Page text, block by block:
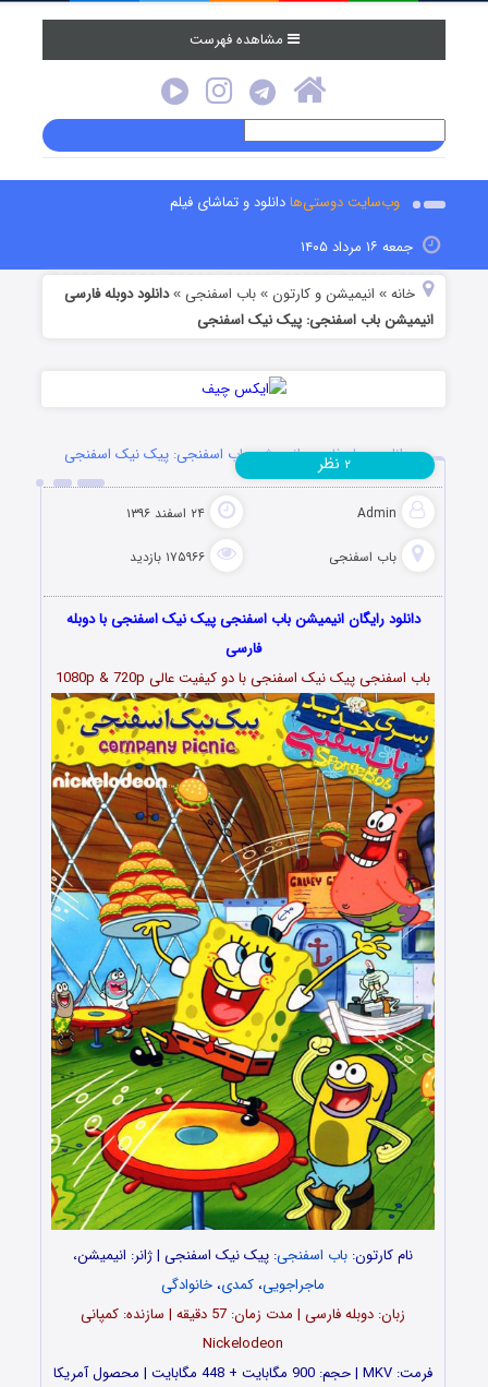
مشاهده فهرست
وب‌سایت دوستی‌هادانلود و تماشای فیلم
جمعه ۱۶ مرداد ۱۴۰۵
خانه » انیمیشن و کارتون »باب اسفنجی »دانلود دوبله فارسی
انیمیشن باب اسفنجی: پیک نیک اسفنجی
دانلود دوبله فارسی انیمیشن باب اسفنجی: پیک نیک اسفنجی
Admin ۲۴ اسفند ۱۳۹۶
باب اسفنجی ۱۷۵۹۶۶ بازدید
۲ نظر
دانلود رایگان انیمیشن باب اسفنجی پیک نیک اسفنجی با دوبله
فارسی
باب اسفنجی پیک نیک اسفنجی با دو کیفیت عالی 1080p & 720p
نام کارتون: باب اسفنجی: پیک نیک اسفنجی | ژانر: انیمیشن،
ماجراجویی، کمدی، خانوادگی
زبان: دوبله فارسی | مدت زمان: 57 دقیقه | سازنده: کمپانی
Nickelodeon
فرمت: MKV | حجم: 900 مگابایت + 448 مگابایت | محصول آمریکا